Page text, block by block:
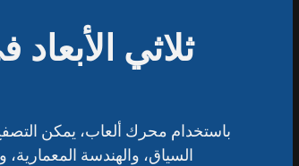
ثلاثي
باستخدام محرك ألعاب، يمكن
السياق، والهندسة
ثلاثي
باستخدام محرك ألعاب، يمكن
السياق، والهندسة